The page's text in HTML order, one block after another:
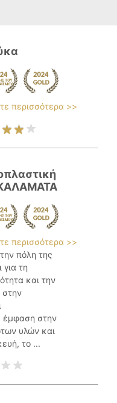
περισσότερα >>
περισσότερα >>
πόλη της
για τη
και την
στην
στην
υλών και
το ...